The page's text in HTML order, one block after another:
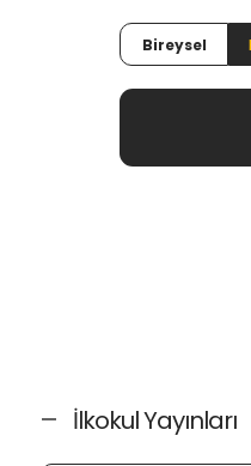
Bireysel
İlkokul Yayınları